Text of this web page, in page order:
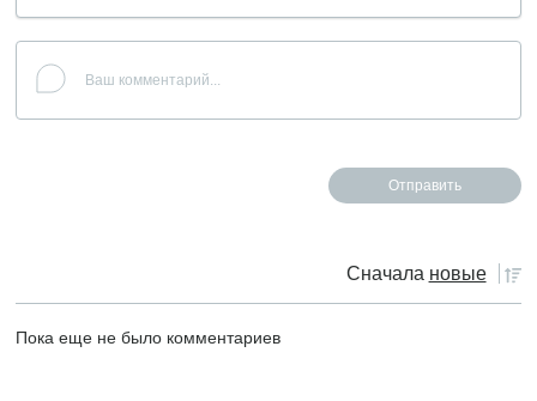
Сначала новые
Пока еще не было комментариев